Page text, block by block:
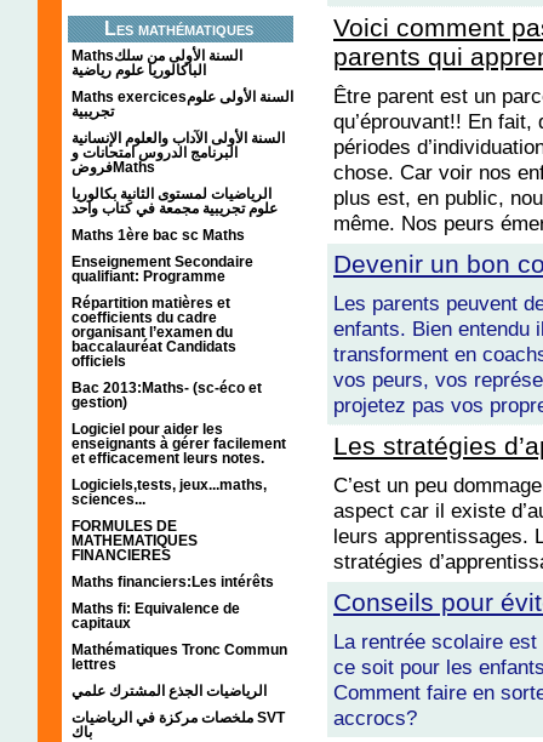
Les mathématiques
Mathsالسنة الأولى من سلك
الباكالوريا علوم رياضية
Maths exercicesالسنة الأولى علوم
تجريبية
السنة الأولى الآداب والعلوم الإنسانية
البرنامج الدروس امتحانات و
فروضMaths
الرياضيات لمستوى الثانية بكالوريا
علوم تجريبية مجمعة في كتاب واحد
Maths 1ère bac sc Maths
Enseignement Secondaire
qualifiant: Programme
Répartition matières et
coefficients du cadre
organisant l’examen du
baccalauréat Candidats
officiels
Bac 2013:Maths- (sc-éco et
gestion)
Logiciel pour aider les
enseignants à gérer facilement
et efficacement leurs notes.
Logiciels,tests, jeux...maths,
sciences...
FORMULES DE
MATHEMATIQUES
FINANCIERES
Maths financiers:Les intérêts
Maths fi: Equivalence de
capitaux
Mathématiques Tronc Commun
lettres
الرياضيات الجذع المشترك علمي
ملخصات مركزة في الرياضيات SVT
باك
Voici comment
parents qui
Être parent est un
qu’éprouvant!! En
périodes
chose. Car voir nos
plus est, en public,
même. Nos peurs
Devenir un bon
Les parents peuvent
enfants. Bien entendu
transforment en
vos peurs, vos
projetez pas vos
Les stratégies
C’est un peu
aspect car il existe
leurs apprentissages.
stratégies
Conseils pour
La rentrée scolaire
ce soit pour les
Comment faire en
accrocs?